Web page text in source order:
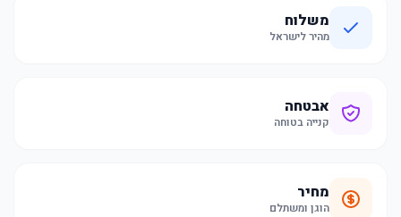
משלוח
מהיר לישראל
אבטחה
קנייה בטוחה
מחיר
הוגן ומשתלם